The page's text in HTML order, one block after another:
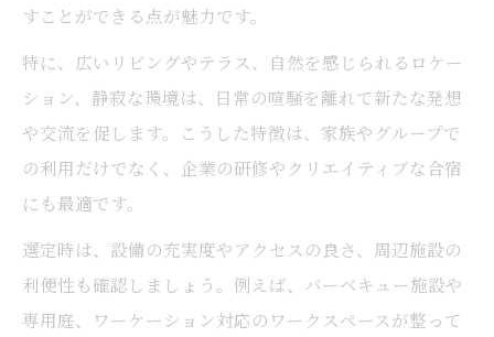
すことができる点が魅力です。
特に、広いリビングやテラス、自然を感じられるロケー
ション、静寂な環境は、日常の喧騒を離れて新たな発想
や交流を促します。こうした特徴は、家族やグループで
の利用だけでなく、企業の研修やクリエイティブな合宿
にも最適です。
選定時は、設備の充実度やアクセスの良さ、周辺施設の
利便性も確認しましょう。例えば、バーベキュー施設や
専用庭、ワーケーション対応のワークスペースが整って